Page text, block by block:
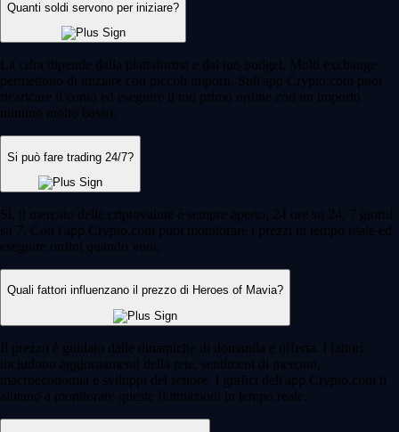
Quanti soldi servono per iniziare?
La cifra dipende dalla piattaforma e dal tuo budget. Molti exchange
permettono di iniziare con piccoli importi. Sull'app Crypto.com puoi
ricaricare il conto ed eseguire il tuo primo ordine con un importo
minimo molto basso.
Si può fare trading 24/7?
Sì, il mercato delle criptovalute è sempre aperto, 24 ore su 24, 7 giorni
su 7. Con l'app Crypto.com puoi monitorare i prezzi in tempo reale ed
eseguire ordini quando vuoi.
Quali fattori influenzano il prezzo di Heroes of Mavia?
Il prezzo è guidato dalle dinamiche di domanda e offerta. I fattori
includono aggiornamenti della rete, sentiment di mercato,
macroeconomia e sviluppi del settore. I grafici dell'app Crypto.com ti
aiutano a monitorare queste fluttuazioni in tempo reale.